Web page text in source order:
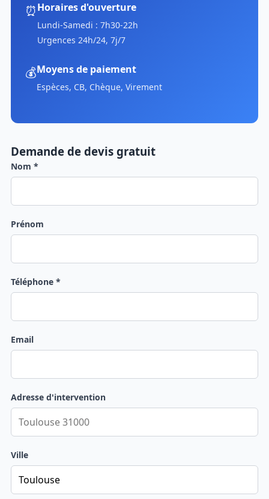
⏰Horaires d'ouverture
Lundi-Samedi : 7h30-22h
Urgences 24h/24, 7j/7
💰Moyens de paiement
Espèces, CB, Chèque, Virement
Demande de devis gratuit
Nom *
Prénom
Téléphone *
Email
Adresse d'intervention
Ville